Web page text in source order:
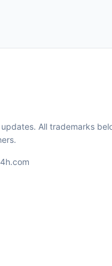
All trademarks